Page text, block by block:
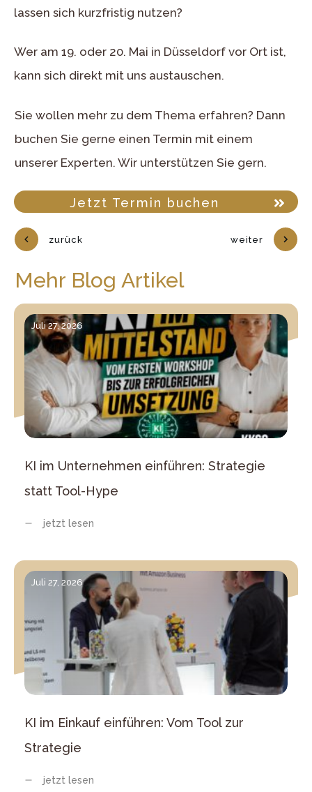
lassen sich kurzfristig nutzen?
Wer am 19. oder 20. Mai in Düsseldorf vor Ort ist,
kann sich direkt mit uns austauschen.
Sie wollen mehr zu dem Thema erfahren? Dann
buchen Sie gerne einen Termin mit einem
unserer Experten. Wir unterstützen Sie gern.
Jetzt Termin buchen
zurück weiter
Mehr Blog Artikel
Juli 27, 2026
KI im Unternehmen einführen: Strategie
statt Tool-Hype
jetzt lesen
Juli 27, 2026
KI im Einkauf einführen: Vom Tool zur
Strategie
jetzt lesen